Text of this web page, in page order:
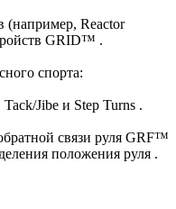
(например, Reactor
GRID™ .
спорта:
Jibe и Step Turns .
связи руля GRF™
положения руля .